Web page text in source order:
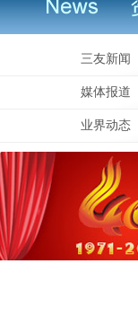
三友新闻
媒体报道
业界动态